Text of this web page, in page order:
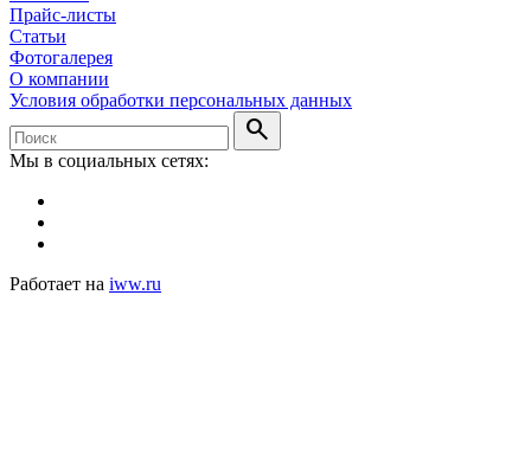
Прайс-листы
Статьи
Фотогалерея
О компании
Условия обработки персональных данных
search
Мы в социальных сетях:
Работает на iww.ru